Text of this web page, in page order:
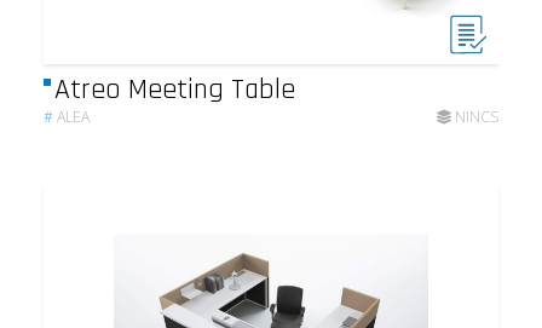
Atreo Meeting Table
#ALEA NINCS